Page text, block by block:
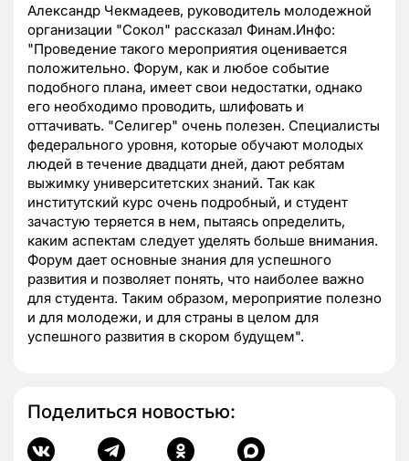
Александр Чекмадеев, руководитель молодежной
организации "Сокол" рассказал Финам.Инфо:
"Проведение такого мероприятия оценивается
положительно. Форум, как и любое событие
подобного плана, имеет свои недостатки, однако
его необходимо проводить, шлифовать и
оттачивать. "Селигер" очень полезен. Специалисты
федерального уровня, которые обучают молодых
людей в течение двадцати дней, дают ребятам
выжимку университетских знаний. Так как
институтский курс очень подробный, и студент
зачастую теряется в нем, пытаясь определить,
каким аспектам следует уделять больше внимания.
Форум дает основные знания для успешного
развития и позволяет понять, что наиболее важно
для студента. Таким образом, мероприятие полезно
и для молодежи, и для страны в целом для
успешного развития в скором будущем".
Поделиться новостью: